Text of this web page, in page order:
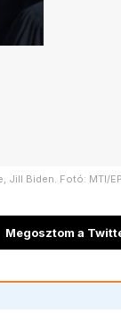
Biden. Fotó: MTI/
Megosztom a